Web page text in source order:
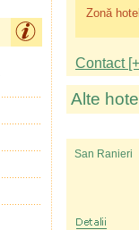
Zonă
Contact
Alte
San Ranieri